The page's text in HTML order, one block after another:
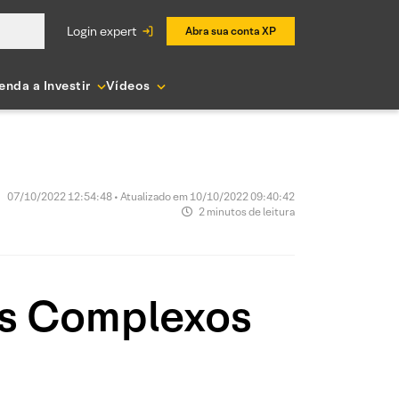
login expert Abra sua conta XP
a Investir Vídeos
07/10/2022 12:54:48 • Atualizado em 10/10/2022 09:40:42
2 minutos de leitura
Complexos